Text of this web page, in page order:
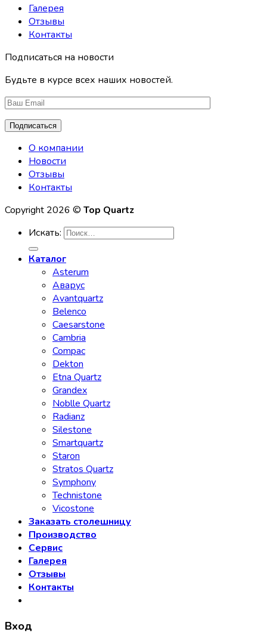
Галерея
Отзывы
Контакты
Подписаться на новости
Будьте в курсе всех наших новостей.
О компании
Новости
Отзывы
Контакты
Copyright 2026 © Top Quartz
Искать:
Каталог
Asterum
Аварус
Avantquartz
Belenco
Caesarstone
Cambria
Compac
Dekton
Etna Quartz
Grandex
Noblle Quartz
Radianz
Silestone
Smartquartz
Staron
Stratos Quartz
Symphony
Technistone
Vicostone
Заказать столешницу
Производство
Сервис
Галерея
Отзывы
Контакты
Вход